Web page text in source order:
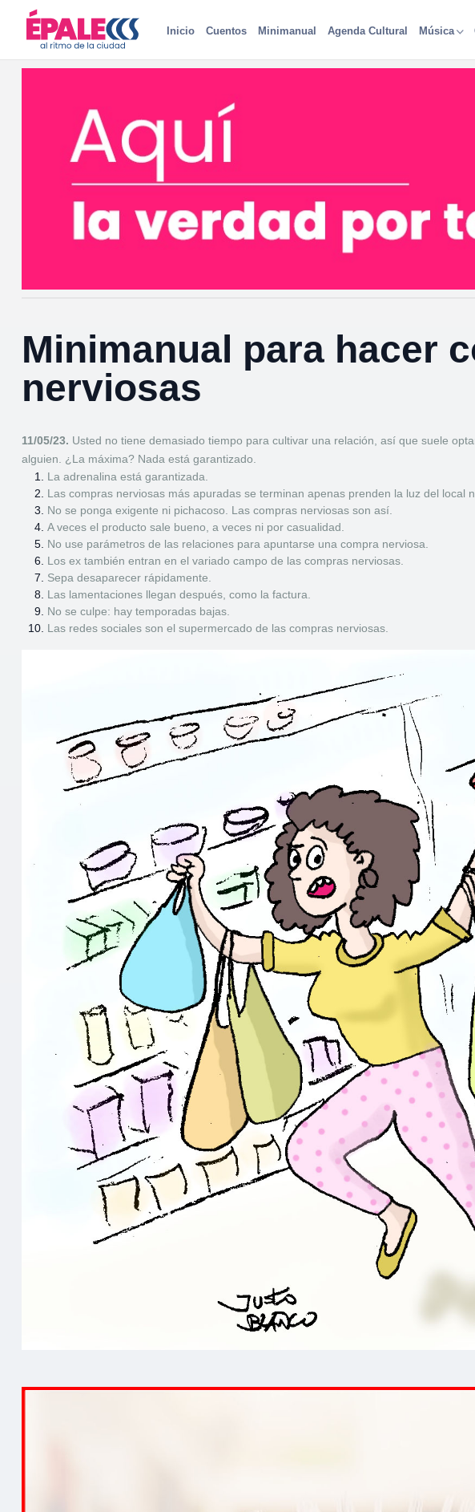
Inicio Cuentos Minimanual Agenda Cultural Música
Minimanual para hacer
nerviosas
11/05/23. Usted no tiene demasiado tiempo para cultivar una relación, así que suele
alguien. ¿La máxima? Nada está garantizado.
La adrenalina está garantizada.
Las compras nerviosas más apuradas se terminan apenas prenden la luz del local
No se ponga exigente ni pichacoso. Las compras nerviosas son así.
A veces el producto sale bueno, a veces ni por casualidad.
No use parámetros de las relaciones para apuntarse una compra nerviosa.
Los ex también entran en el variado campo de las compras nerviosas.
Sepa desaparecer rápidamente.
Las lamentaciones llegan después, como la factura.
No se culpe: hay temporadas bajas.
Las redes sociales son el supermercado de las compras nerviosas.